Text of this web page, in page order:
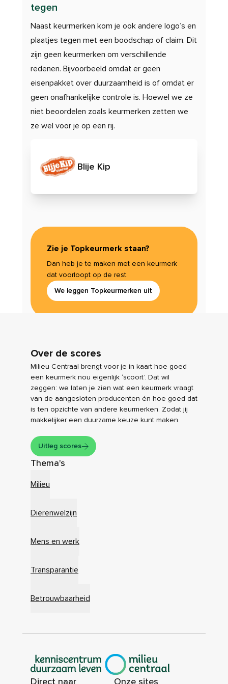
tegen
Naast keurmerken kom je ook andere logo’s en
plaatjes tegen met een boodschap of claim. Dit
zijn geen keurmerken om verschillende
redenen. Bijvoorbeeld omdat er geen
eisenpakket over duurzaamheid is of omdat er
geen onafhankelijke controle is. Hoewel we ze
niet beoordelen zoals keurmerken zetten we
ze wel voor je op een rij.
Blije Kip
Zie je Topkeurmerk staan?
Dan heb je te maken met een keurmerk
dat voorloopt op de rest.
We leggen Topkeurmerken uit
Over de scores
Milieu Centraal brengt voor je in kaart hoe goed
een keurmerk nou eigenlijk ‘scoort’. Dat wil
zeggen: we laten je zien wat een keurmerk vraagt
van de aangesloten producenten én hoe goed dat
is ten opzichte van andere keurmerken. Zodat jij
makkelijker een duurzame keuze kunt maken.
Uitleg scores
Thema's
Milieu
Dierenwelzijn
Mens en werk
Transparantie
Betrouwbaarheid
|
Direct naar Onze sites